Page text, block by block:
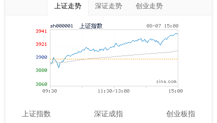
上证走势 深证走势 创业走势
上证指数 深证成指 创业板指